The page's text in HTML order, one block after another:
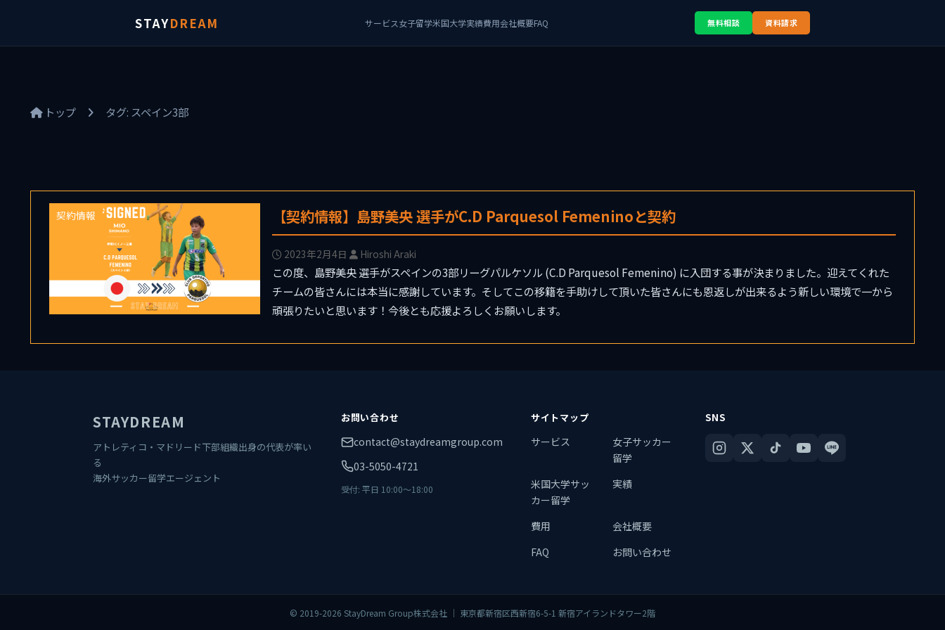
STAYDREAM サービス女子留学米国大学実績費用会社概要FAQ 無料相談 資料請求
トップ タグ: スペイン3部
契約情報 【契約情報】島野美央 選手がC.D Parquesol Femeninoと契約
2023年2月4日 Hiroshi Araki
この度、島野美央 選手がスペインの3部リーグパルケソル (C.D Parquesol Femenino) に入団する事が決まりました。迎えてくれた
チームの皆さんには本当に感謝しています。そしてこの移籍を手助けして頂いた皆さんにも恩返しが出来るよう新しい環境で一から
頑張りたいと思います！今後とも応援よろしくお願いします。
STAYDREAM
アトレティコ・マドリード下部組織出身の代表が率い
る
海外サッカー留学エージェント
お問い合わせ
contact@staydreamgroup.com
03-5050-4721
受付: 平日 10:00〜18:00
サイトマップ
サービス
女子サッカー
留学
米国大学サッ
カー留学
実績
費用
会社概要
FAQ
お問い合わせ
SNS
© 2019-2026 StayDream Group株式会社 ｜ 東京都新宿区西新宿6-5-1 新宿アイランドタワー2階